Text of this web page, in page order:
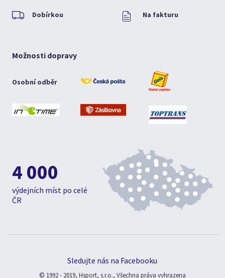
Dobírkou Na fakturu
Možnosti dopravy
Osobní odběr
4 000
výdejních míst po celé
ČR
Sledujte nás na Facebooku
© 1992 - 2019, Hsport, s.r.o., Všechna práva vyhrazena